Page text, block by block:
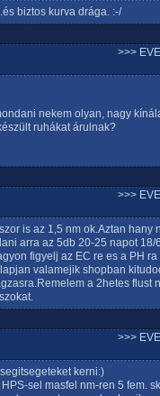
biztos kurva drága. :-/
>>>
nekem olyan, nagy
ruhákat árulnak?
>>>
is az 1,5 nm ok.Aztan
arra az 5db 20-25 napot
figyelj az EC re es a PH
valamejik shopban
a 2hetes flust
>>>
kerni:)
sel masfel nm-ren 5 fem.